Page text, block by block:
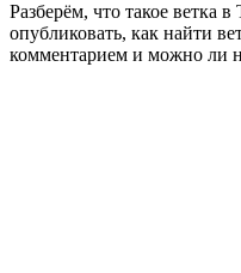
Разберём, что такое ветка в
опубликовать, как найти
комментарием и можно ли